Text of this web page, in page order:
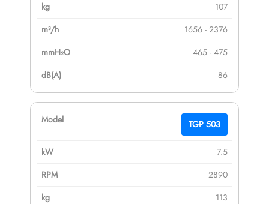
107
1656 - 2376
465 - 475
86
TGP 503
7.5
2890
113